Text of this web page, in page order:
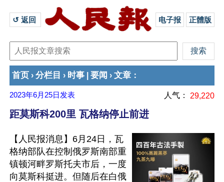
↺ 返回 电子报 正體版
首页 › 分栏目 › 时事 要闻 › 文章 ：
2023年6月25日 发表 人气： 29,220
距莫斯科200里 瓦格纳停止前进
【人民报消息】6月24日，瓦
格纳部队在控制俄罗斯南部重
镇顿河畔罗斯托夫市后，一度
向莫斯科挺进。但随后在白俄